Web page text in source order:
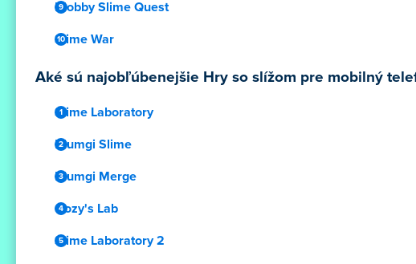
Blobby Slime Quest
Slime War
Aké sú najobľúbenejšie Hry so slížom pre mobilný
Slime Laboratory
Blumgi Slime
Blumgi Merge
Oozy's Lab
Slime Laboratory 2